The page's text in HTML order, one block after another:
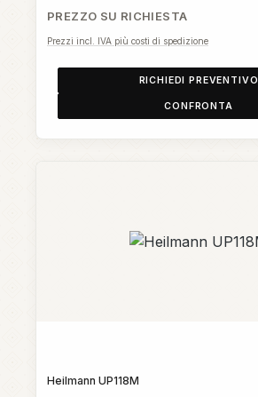
PREZZO SU RICHIESTA
Prezzi incl. IVA più costi di spedizione
RICHIEDI PREVENTIVO
CONFRONTA
Heilmann UP118M